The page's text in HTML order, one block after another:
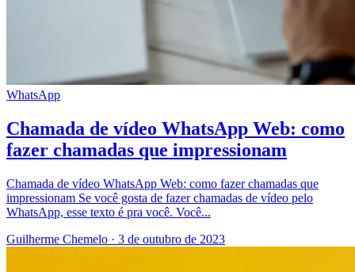
WhatsApp
Chamada de vídeo WhatsApp Web: como
fazer chamadas que impressionam
Chamada de vídeo WhatsApp Web: como fazer chamadas que
impressionam Se você gosta de fazer chamadas de vídeo pelo
WhatsApp, esse texto é pra você. Você...
Guilherme Chemelo · 3 de outubro de 2023